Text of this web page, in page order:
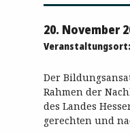
20. November
Veranstaltungsort:
Der
Rahmen der
des Landes
gerechten und